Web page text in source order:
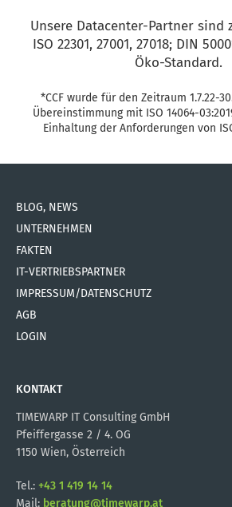
Unsere Datacenter-Partner sind
ISO 22301, 27001, 27018; DIN
Öko-Standard.
Übereinstimmung mit ISO 14064-
Einhaltung der Anforderungen von
BLOG, NEWS
UNTERNEHMEN
FAKTEN
IT-VERTRIEBSPARTNER
IMPRESSUM/DATENSCHUTZ
AGB
LOGIN
KONTAKT
TIMEWARP IT Consulting GmbH
Pfeiffergasse 2 / 4. OG
1150 Wien, Österreich
Tel.: +43 1 419 14 14
Mail: beratung@timewarp.at